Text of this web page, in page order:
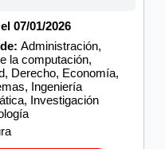
07/01/2026
Administración,
la computación,
Derecho, Economía,
Ingeniería
Investigación